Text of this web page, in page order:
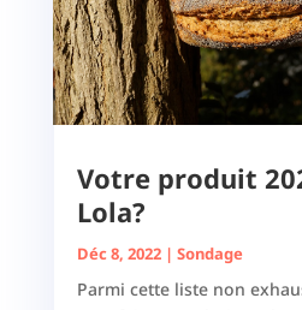
Votre produit
Lola?
Déc 8, 2022| Sondage
Parmi cette liste non